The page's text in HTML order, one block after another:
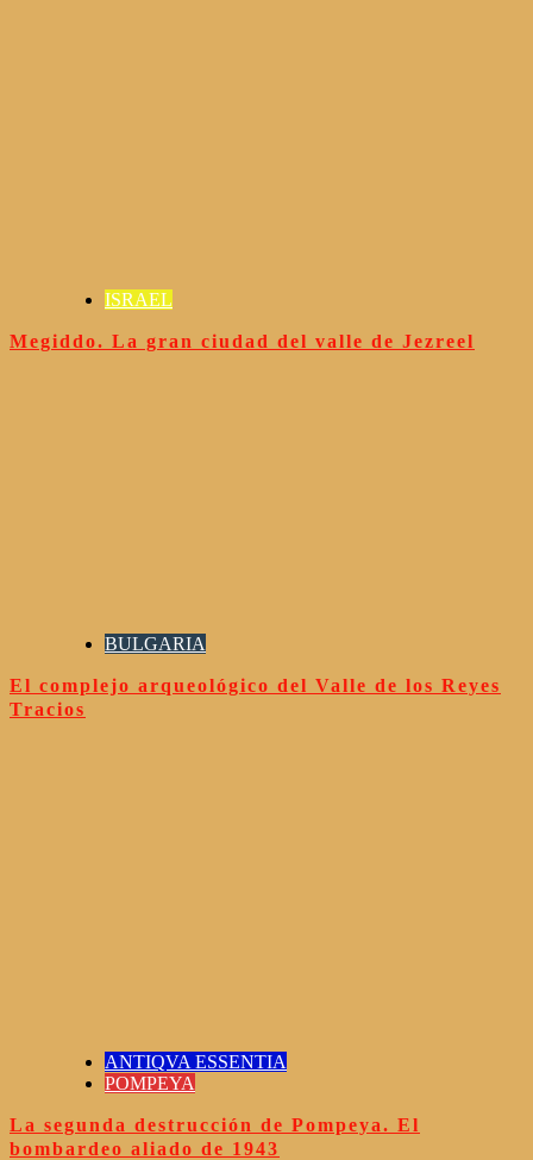
ISRAEL
Megiddo. La gran ciudad del valle de Jezreel
BULGARIA
El complejo arqueológico del Valle de los Reyes
Tracios
ANTIQVA ESSENTIA
POMPEYA
La segunda destrucción de Pompeya. El
bombardeo aliado de 1943